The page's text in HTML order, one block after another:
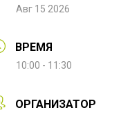
Авг 15 2026
ВРЕМЯ
10:00 - 11:30
ОРГАНИЗАТОР